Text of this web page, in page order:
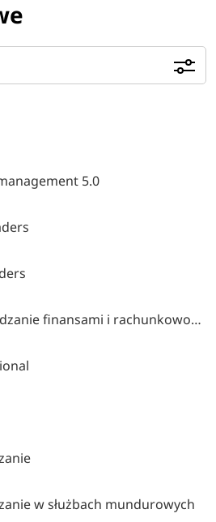
5.0
Acca po polsku - zarządzanie finansami i rachunkowość w środowisku międzynarodowym
w służbach mundurowych